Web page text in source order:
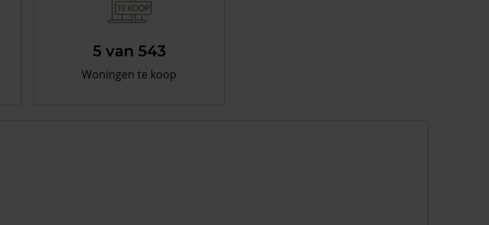
5 van 543
Woningen te koop